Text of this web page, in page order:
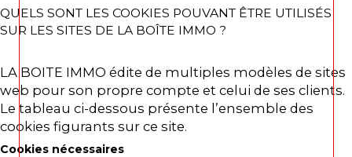
QUELS SONT LES COOKIES POUVANT ÊTRE UTILISÉS
SUR LES SITES DE LA BOÎTE IMMO ?
LA BOITE IMMO édite de multiples modèles de sites
web pour son propre compte et celui de ses clients.
Le tableau ci-dessous présente l’ensemble des
cookies figurants sur ce site.
Cookies nécessaires